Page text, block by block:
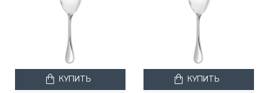
КУПИТЬ КУПИТЬ